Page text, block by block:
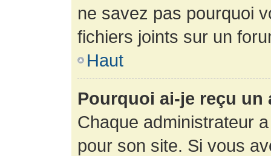
ne savez pas pourquoi
fichiers joints sur un
Haut
Pourquoi ai-je reçu un
Chaque administrateur
pour son site. Si vous